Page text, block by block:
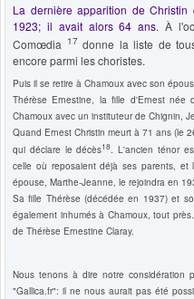
La dernière apparition de
1923; il avait alors 64 ans. À
Comœdia 17donne la liste de
encore parmi les choristes.
Puis il se retire à Chamoux avec son
Thérèse Ernestine, la fille d'Ernest née
Chamoux avec un instituteur de Chignin,
Quand Ernest Christin meurt à 71 ans (le
qui déclare le décès18
. L'ancien ténor
celle où reposaient déjà ses parents,
épouse, Marthe-Jeanne, le rejoindra en
Sa fille Thérèse (décédée en 1937) et
également inhumés à Chamoux, tout
de Thérèse Ernestine Claray.
Nous tenons à dire notre
"Gallica.fr": il ne nous aurait pas été